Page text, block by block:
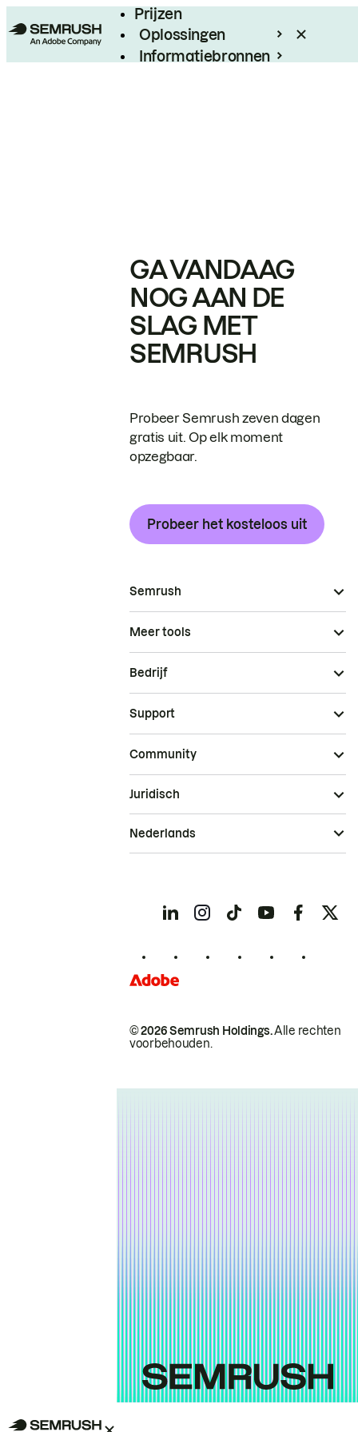
Prijzen
Oplossingen
Informatiebronnen
GA VANDAAG
NOG AAN DE
SLAG MET
SEMRUSH
Probeer Semrush zeven dagen
gratis uit. Op elk moment
opzegbaar.
Probeer het kosteloos uit
Semrush
Meer tools
Bedrijf
Support
Community
© 2026 Semrush Holdings.Alle rechten
voorbehouden.
Juridisch
Nederlands